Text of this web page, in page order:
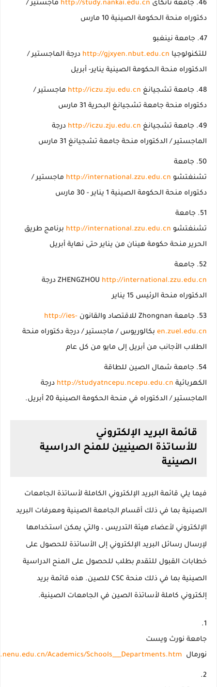
جامعة نانكاى http://study.nankai.edu.cn ماجستير /
دكتوراه منحة الحكومة الصينية 10 مارس
جامعة نينغبو
للتكنولوجيا http://gjxyen.nbut.edu.cn درجة الماجستير /
الدكتوراه منحة الحكومة الصينية يناير- أبريل
جامعة تشجيانغ http://iczu.zju.edu.cn ماجستير /
دكتوراه منحة جامعة تشجيانغ البحرية 31 مارس
جامعة تشجيانغ http://iczu.zju.edu.cn درجة
الماجستير / الدكتوراه منحة جامعة تشجيانغ 31 مارس
جامعة
تشنغتشو http://international.zzu.edu.cn ماجستير /
دكتوراه منحة الحكومة الصينية 1 يناير - 30 مارس
جامعة
تشنغتشو http://international.zzu.edu.cn برنامج طريق
الحرير منحة حكومة هينان من يناير حتى نهاية أبريل
جامعة
ZHENGZHOU http://international.zzu.edu.cn
درجة
الدكتوراه منحة الرئيس 15 يناير
جامعة Zhongnan للاقتصاد والقانون
http://ies-
en.zuel.edu.cn بكالوريوس / ماجستير / درجة دكتوراه منحة
الطلاب الأجانب من أبريل إلى مايو من كل عام
جامعة شمال الصين للطاقة
الكهربائية http://studyatncepu.ncepu.edu.cn درجة
الماجستير / الدكتوراه في منحة الحكومة الصينية 20 أبريل.
قائمة البريد الإلكتروني
للأساتذة الصينيين للمنح الدراسية
الصينية
فيما يلي قائمة البريد الإلكتروني الكاملة لأساتذة الجامعات
الصينية بما في ذلك أقسام الجامعة الصينية ومعرفات البريد
الإلكتروني لأعضاء هيئة التدريس ، والتي يمكن استخدامها
لإرسال رسائل البريد الإلكتروني إلى الأساتذة للحصول على
خطابات القبول للتقدم بطلب للحصول على المنح الدراسية
الصينية بما في ذلك منحة CSC للصين. هذه قائمة بريد
إلكتروني كاملة لأساتذة الصين في الجامعات الصينية.
جامعة نورث ويست
نورمال Academics/Schools___Departments.htm